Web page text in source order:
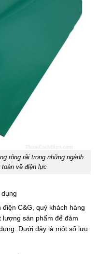
rộng rãi trong những ngành
toàn về điện lực
C&G, quý khách hàng
lượng sản phẩm để đảm
Dưới đây là một số lưu